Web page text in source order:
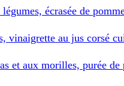
écrasée de
vinaigrette au jus corsé
et aux morilles, purée de